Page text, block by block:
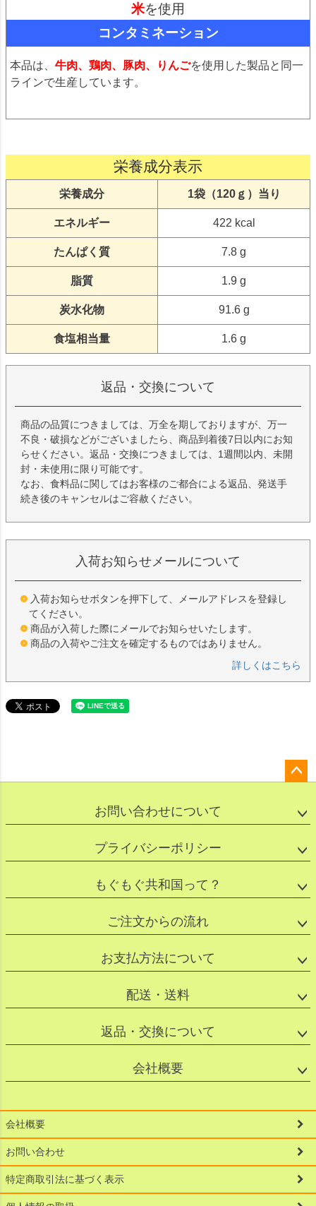
米を使用
コンタミネーション
本品は、 牛肉、鶏肉、豚肉、りんごを使用した製品と同一
ラインで生産しています。
栄養成分表示
栄養成分 1袋（120ｇ）当り
エネルギー 422 kcal
たんぱく質 7.8 g
脂質 1.9 g
炭水化物 91.6 g
食塩相当量 1.6 g
返品・交換について
商品の品質につきましては、万全を期しておりますが、万一
不良・破損などがございましたら、商品到着後7日以内にお知
らせください。返品・交換につきましては、1週間以内、未開
封・未使用に限り可能です。
なお、食料品に関してはお客様のご都合による返品、発送手
続き後のキャンセルはご容赦ください。
入荷お知らせメールについて
入荷お知らせボタンを押下して、メールアドレスを登録し
てください。
商品が入荷した際にメールでお知らせいたします。
商品の入荷やご注文を確定するものではありません。
詳しくはこちら
ップ
お問い合わせについて
プライバシーポリシー
もぐもぐ共和国って？
ご注文からの流れ
お支払方法について
配送・送料
返品・交換について
会社概要
会社概要
お問い合わせ
特定商取引法に基づく表示